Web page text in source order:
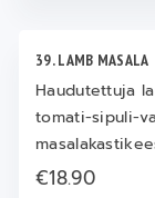
39. LAMB MASALA
Haudutettuja
tomati-sipuli-
€18.90